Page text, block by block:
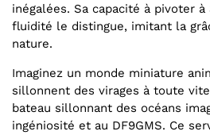
inégalées. Sa capacité à pivoter
fluidité le distingue, imitant la
nature.
Imaginez un monde miniature
sillonnent des virages à toute
bateau sillonnant des océans
ingéniosité et au DF9GMS. Ce